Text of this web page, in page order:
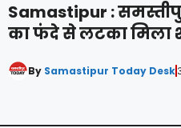
Samastipur :
का फंदे से लटका मिला
By Samastipur Today Desk